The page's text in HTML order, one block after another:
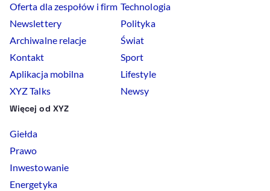
Oferta dla zespołów i firm
Newslettery
Archiwalne relacje
Kontakt
Aplikacja mobilna
XYZ Talks
Technologia
Polityka
Świat
Sport
Lifestyle
Newsy
Więcej od XYZ
Giełda
Prawo
Inwestowanie
Energetyka